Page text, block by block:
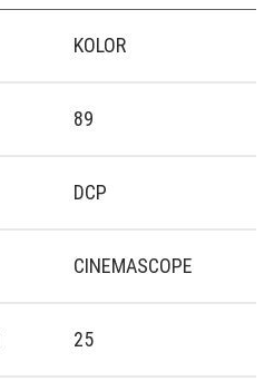
KOLOR
89
DCP
CINEMASCOPE
25